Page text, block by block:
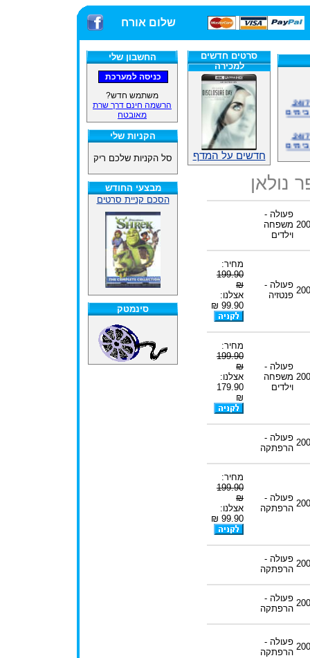
שלום אורח
החשבון שלי
משתמש חדש?
הרשמה חינם דרך שרת
מאובטח
הקניות שלי
סל הקניות שלכם ריק
מבצעי החודש
הסכם קניית סרטים
סינמטק
סרטים חדשים
למכירה
חדשים על המדף
נולאן
פעולה -
משפחה
וילדים
פעולה -
פנטזיה
מחיר:
199.90
₪
אצלנו:
99.90 ₪
פעולה -
משפחה
וילדים
מחיר:
199.90
₪
אצלנו:
179.90
₪
פעולה -
הרפתקה
פעולה -
הרפתקה
מחיר:
199.90
₪
אצלנו:
99.90 ₪
פעולה -
הרפתקה
פעולה -
הרפתקה
פעולה -
הרפתקה